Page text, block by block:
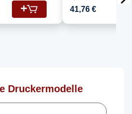
Toners
K406 CLT-
C406
410
CLT-
41,76 €
Druckermodelle